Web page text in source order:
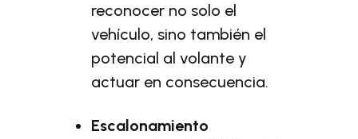
reconocer no solo el
vehículo, sino también el
potencial al volante y
actuar en consecuencia.
Escalonamiento